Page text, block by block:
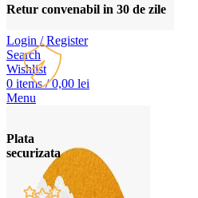
Login / Register
Search
Wishlist
0 items / 0,00 lei
Menu
Retur convenabil in 30 de zile
Plata
securizata